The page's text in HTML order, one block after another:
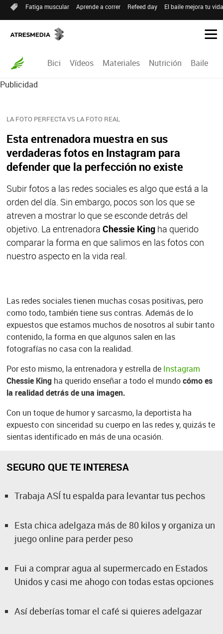
Fatiga muscular Aprende a correr Refeed day El baile mejora tu
Bici Vídeos Materiales Nutrición Baile
Publicidad
LA FOTO PERFECTA VS LA FOTO REAL
Esta entrenadora muestra en sus
verdaderas fotos en Instagram para
defender que la perfección no existe
Subir fotos a las redes sociales es algo que está a la
orden del día. Sin embargo, pocos son los que se
atreven a mostrar lo que se esconde detrás del
objetivo. La entrenadora Chessie Kingha querido
comparar la forma en que salimos en las fotos con
nuestro aspecto en la vida real.
Las redes sociales tienen muchas cosas positivas, pero
como todo, también tiene sus contras. Además de lo
expuestos que estamos muchos de nosotros al subir tanto
contenido, la forma en que algunos salen en las
fotografías no casa con la realidad.
Por esto mismo, la entrenadora y estrella de Instagram
Chessie Kingha querido enseñar a todo el mundocómo es
la realidad detrás de una imagen.
Con un toque de humor y sarcasmo, la deportista ha
expuesto con sinceridad su cuerpo en las redes y, quizás te
sientas identificado en más de una ocasión.
SEGURO QUE TE INTERESA
Trabaja ASÍ tu espalda para levantar tus pechos
Esta chica adelgaza más de 80 kilos y organiza un
juego online para perder peso
Fui a comprar agua al supermercado en Estados
Unidos y casi me ahogo con todas estas opciones
Así deberías tomar el café si quieres adelgazar